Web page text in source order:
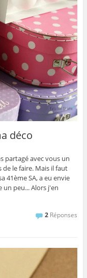
déco
partagé avec vous un
de le faire. Mais il faut
41ème SA, a eu envie
peu... Alors j'en
2 Réponses